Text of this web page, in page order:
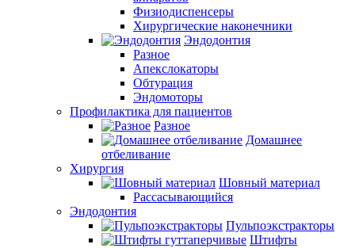
Физиодиспенсеры
Хирургические наконечники
Эндодонтия
Разное
Апекслокаторы
Обтурация
Эндомоторы
Профилактика для пациентов
Разное
Домашнее
отбеливание
Хирургия
Шовный материал
Рассасывающийся
Эндодонтия
Пульпоэкстракторы
Штифты